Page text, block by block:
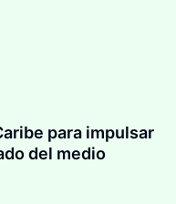
para impulsar
del medio